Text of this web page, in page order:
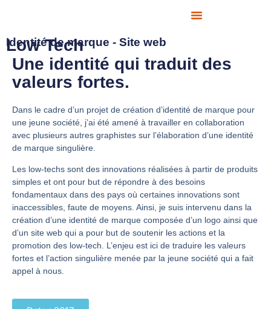
Identité de marque - Site web
Low Tech
Une identité qui traduit des
valeurs fortes.
Dans le cadre d’un projet de création d’identité de marque pour
une jeune société, j’ai été amené à travailler en collaboration
avec plusieurs autres graphistes sur l’élaboration d’une identité
de marque singulière.
Les low-techs sont des innovations réalisées à partir de produits
simples et ont pour but de répondre à des besoins
fondamentaux dans des pays où certaines innovations sont
inaccessibles, faute de moyens. Ainsi, je suis intervenu dans la
création d’une identité de marque composée d’un logo ainsi que
d’un site web qui a pour but de soutenir les actions et la
promotion des low-tech. L’enjeu est ici de traduire les valeurs
fortes et l’action singulière menée par la jeune société qui a fait
appel à nous.